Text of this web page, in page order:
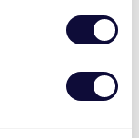
op voltijds